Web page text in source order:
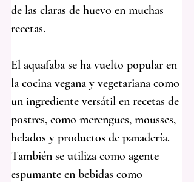
de las claras de huevo en muchas
recetas.
El aquafaba se ha vuelto popular en
la cocina vegana y vegetariana como
un ingrediente versátil en recetas de
postres, como merengues, mousses,
helados y productos de panadería.
También se utiliza como agente
espumante en bebidas como